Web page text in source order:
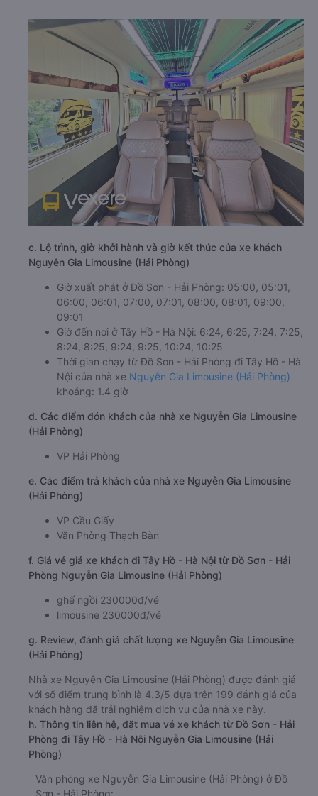
c. Lộ trình, giờ khởi hành và giờ kết thúc của xe khách
Nguyễn Gia Limousine (Hải Phòng)
Giờ xuất phát ở Đồ Sơn - Hải Phòng: 05:00, 05:01,
06:00, 06:01, 07:00, 07:01, 08:00, 08:01, 09:00,
09:01
Giờ đến nơi ở Tây Hồ - Hà Nội: 6:24, 6:25, 7:24, 7:25,
8:24, 8:25, 9:24, 9:25, 10:24, 10:25
Thời gian chạy từ Đồ Sơn - Hải Phòng đi Tây Hồ - Hà
Nội của nhà xe Nguyễn Gia Limousine (Hải Phòng)
khoảng: 1.4 giờ
d. Các điểm đón khách của nhà xe Nguyễn Gia Limousine
(Hải Phòng)
VP Hải Phòng
e. Các điểm trả khách của nhà xe Nguyễn Gia Limousine
(Hải Phòng)
VP Cầu Giấy
Văn Phòng Thạch Bàn
f. Giá vé giá xe khách đi Tây Hồ - Hà Nội từ Đồ Sơn - Hải
Phòng Nguyễn Gia Limousine (Hải Phòng)
ghế ngồi 230000đ/vé
limousine 230000đ/vé
g. Review, đánh giá chất lượng xe Nguyễn Gia Limousine
(Hải Phòng)
Nhà xe Nguyễn Gia Limousine (Hải Phòng) được đánh giá
với số điểm trung bình là 4.3/5 dựa trên 199 đánh giá của
khách hàng đã trải nghiệm dịch vụ của nhà xe này.
h. Thông tin liên hệ, đặt mua vé xe khách từ Đồ Sơn - Hải
Phòng đi Tây Hồ - Hà Nội Nguyễn Gia Limousine (Hải
Phòng)
Văn phòng xe Nguyễn Gia Limousine (Hải Phòng) ở Đồ